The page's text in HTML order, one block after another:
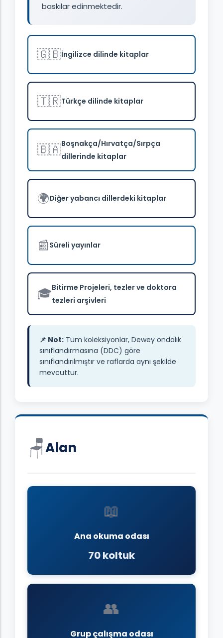
baskılar edinmektedir.
🇬🇧İngilizce dilinde kitaplar
🇹🇷Türkçe dilinde kitaplar
🇧🇦Boşnakça/Hırvatça/Sırpça
dillerinde kitaplar
🌍Diğer yabancı dillerdeki kitaplar
📰 Süreli yayınlar
🎓Bitirme Projeleri, tezler ve doktora
tezleri arşivleri
📌 Not: Tüm koleksiyonlar, Dewey ondalık
sınıflandırmasına (DDC) göre
sınıflandırılmıştır ve raflarda aynı şekilde
mevcuttur.
🪑Alan
📖
Ana okuma odası
70 koltuk
👥
Grup çalışma odası